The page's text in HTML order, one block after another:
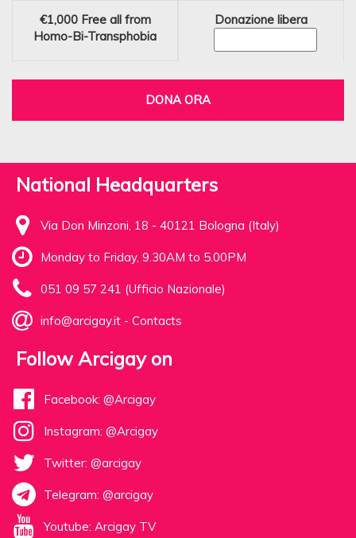
€1,000 Free all from
Homo-Bi-Transphobia
Donazione libera
DONA ORA
National Headquarters
Via Don Minzoni, 18 - 40121 Bologna (Italy)
Monday to Friday, 9.30AM to 5.00PM
051 09 57 241 (Ufficio Nazionale)
info@arcigay.it - Contacts
Follow Arcigay on
Facebook: @Arcigay
Instagram: @Arcigay
Twitter: @arcigay
Telegram: @arcigay
Youtube: Arcigay TV